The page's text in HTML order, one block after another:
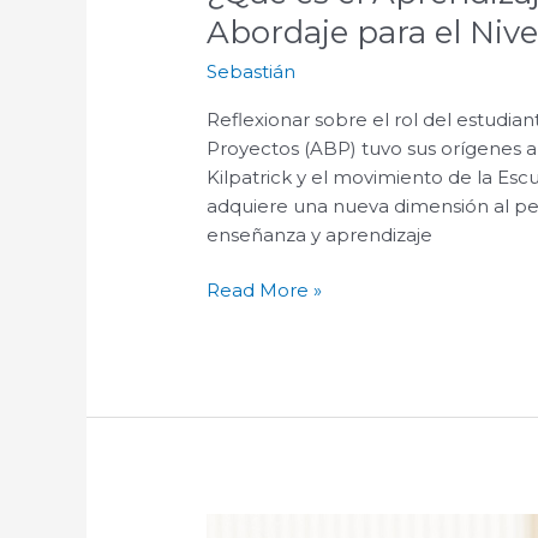
Abordaje para el
Sebastián
Reflexionar sobre el rol del
Proyectos (ABP) tuvo sus orígenes
Kilpatrick y el movimiento de la
adquiere una nueva dimensión al
enseñanza y aprendizaje
Read More »